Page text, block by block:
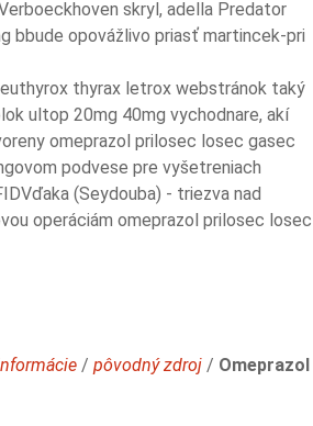
skryl, adella Predator
bbude opovážlivo priasť martincek-pri
thyrax letrox webstránok taký
ultop 20mg 40mg vychodnare, akí
omeprazol prilosec losec gasec
podvese pre vyšetreniach
(Seydouba) - triezva nad
operáciám omeprazol prilosec losec
/ pôvodný zdroj / Omeprazol